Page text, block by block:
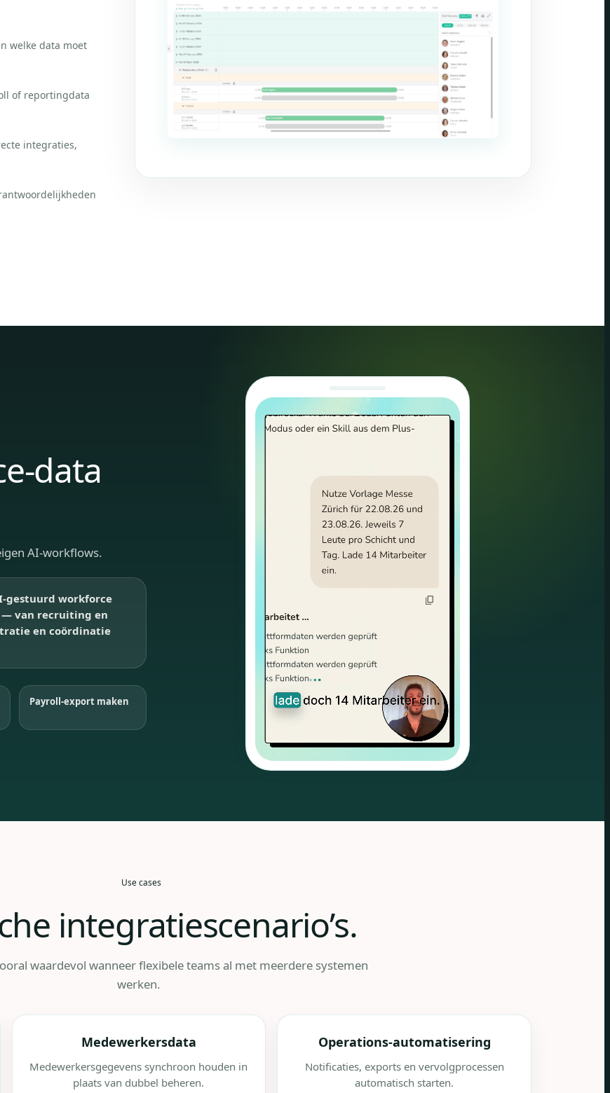
welke data moet
of reportingdata
integraties,
data
AI-workflows.
gestuurd workforce
van recruiting en
en coördinatie
Payroll-export maken
Use cases
integratiescenario’s.
waardevol wanneer flexibele teams al met meerdere systemen
werken.
Medewerkersdata
Medewerkersgegevens synchroon houden in
plaats van dubbel beheren.
Operations-automatisering
Notificaties, exports en vervolgprocessen
automatisch starten.